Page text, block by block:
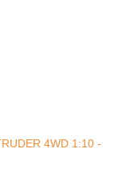
4WD 1:10 -